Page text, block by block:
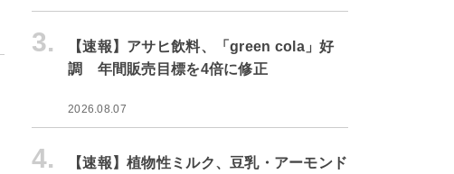
3.
【速報】アサヒ飲料、「green cola」好
調 年間販売目標を4倍に修正
2026.08.07
4.
【速報】植物性ミルク、豆乳・アーモンド